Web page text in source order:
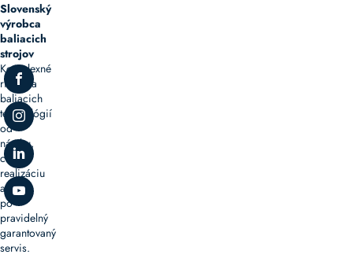
Slovenský
výrobca
baliacich
strojov
Komplexné
riešenia
baliacich
technológií
od
návrhu,
cez
realizáciu
až
po
pravidelný
garantovaný
servis.